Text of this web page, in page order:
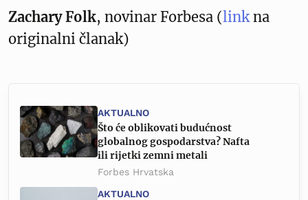
Zachary Folk, novinar Forbesa (link na
originalni članak)
AKTUALNO
Što će oblikovati budućnost
globalnog gospodarstva? Nafta
ili rijetki zemni metali
Forbes Hrvatska
AKTUALNO